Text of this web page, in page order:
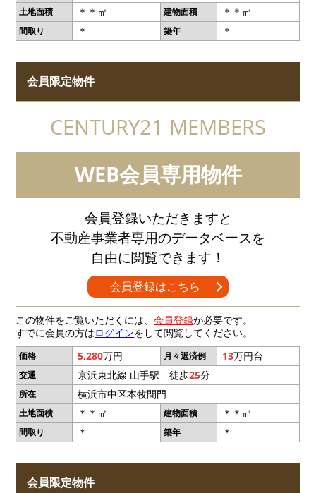
土地面積 ＊＊㎡ 建物面積 ＊＊㎡
間取り ＊ 築年 ＊
会員限定物件
CENTURY21 MEMBERS
WEB会員専用物件
会員登録いただきますと
不動産事業者専用のデータベースを
自由に閲覧できます！
会員登録はこちら
この物件をご覧いただくには、会員登録が必要です。
すでに会員の方はログインをして閲覧してください。
価格 5,280万円 月々返済例 13万円台
交通 京浜東北線 山手駅 徒歩25分
所在 横浜市中区本牧間門
土地面積 ＊＊㎡ 建物面積 ＊＊㎡
間取り ＊ 築年 ＊
会員限定物件